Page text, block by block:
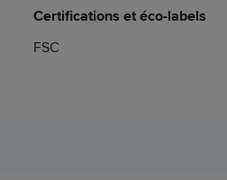
Certifications et éco-labels
FSC